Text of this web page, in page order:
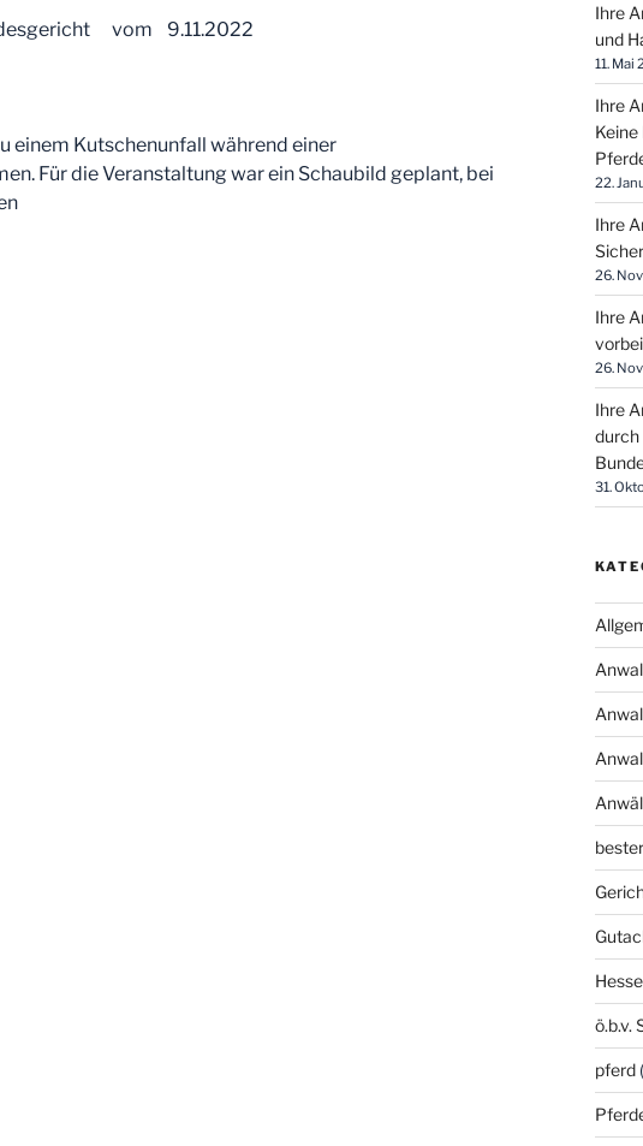
vom 9.11.2022
einem Kutschenunfall während einer
Für die Veranstaltung war ein Schaubild geplant, bei
Ihre
und
11. Mai
Ihre
22.
Ihre
26.
Ihre
26.
Ihre
durch
31.
ö.b.v.
pferd